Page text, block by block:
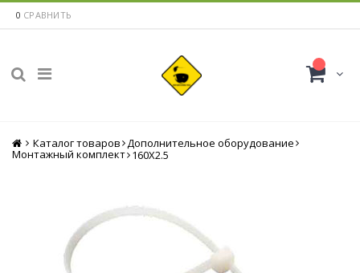
0 СРАВНИТЬ
Главная
Каталог товаров Дополнительное оборудование
Монтажный комплект 160Х2.5